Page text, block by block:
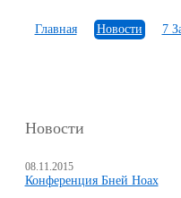
Главная Новости 7
Новости
08.11.2015
Конференция Бней Ноах